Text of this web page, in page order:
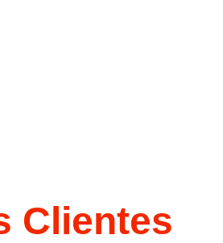
Clientes